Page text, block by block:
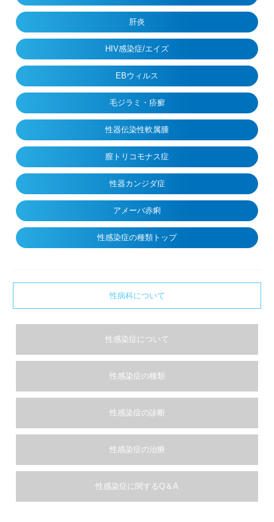
肝炎
HIV感染症/エイズ
EBウィルス
毛ジラミ・疥癬
性器伝染性軟属腫
膣トリコモナス症
性器カンジダ症
アメーバ赤痢
性感染症の種類トップ
性病科について
性感染症について
性感染症の種類
性感染症の診断
性感染症の治療
性感染症に関するQ＆A